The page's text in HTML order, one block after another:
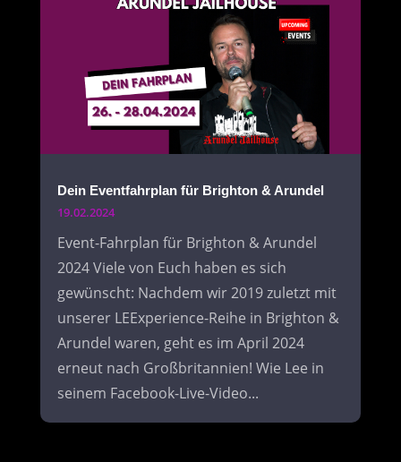
Dein Eventfahrplan für Brighton & Arundel
19.02.2024
Event-Fahrplan für Brighton & Arundel
2024 Viele von Euch haben es sich
gewünscht: Nachdem wir 2019 zuletzt mit
unserer LEExperience-Reihe in Brighton &
Arundel waren, geht es im April 2024
erneut nach Großbritannien! Wie Lee in
seinem Facebook-Live-Video...